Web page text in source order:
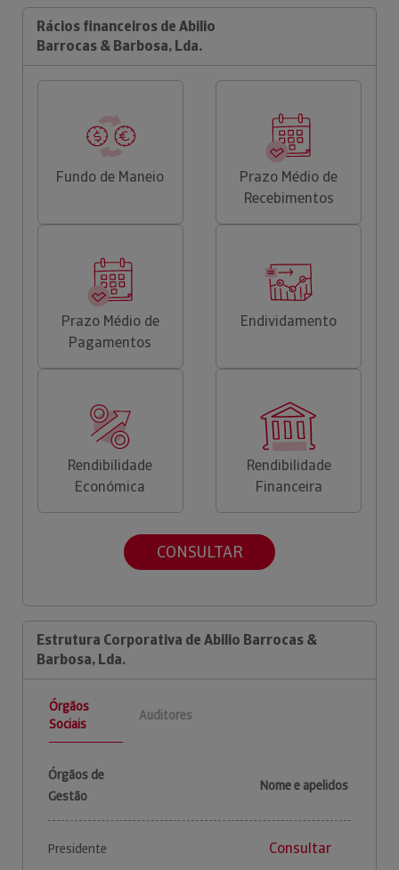
Rácios financeiros de Abilio
Barrocas & Barbosa, Lda.
Fundo de Maneio
Prazo Médio de
Recebimentos
Prazo Médio de
Pagamentos
Endividamento
Rendibilidade
Económica
Rendibilidade
Financeira
CONSULTAR
Estrutura Corporativa de Abilio Barrocas &
Barbosa, Lda.
Órgãos
Sociais
Auditores
Órgãos de
Gestão
Nome e apelidos
Presidente Consultar